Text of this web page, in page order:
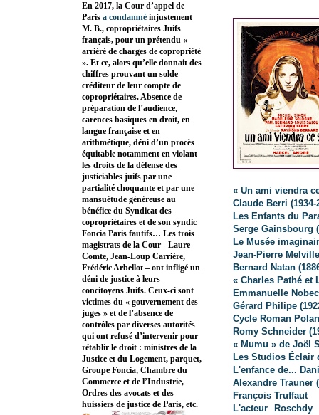
« Un ami viendra
Claude Berri (1934-
Les Enfants du
Serge Gainsbourg
Le Musée
Jean-Pierre
Bernard Natan
« Charles Pathé et
Emmanuelle
Gérard Philipe
Cycle Roman
Romy Schneider
« Mumu » de Joël
Les Studios Éclair
L'enfance de...
Alexandre Trauner
François Truffaut
L'acteur
En 2017, la Cour d’appel de
Paris a condamné injustement
M. B., copropriétaires Juifs
français, pour un prétendu «
arriéré de charges de copropriété
». Et ce, alors qu’elle donnait des
chiffres prouvant un solde
créditeur de leur compte de
copropriétaires. Absence de
préparation de l’audience,
carences basiques en droit, en
langue française et en
arithmétique, déni d’un procès
équitable notamment en violant
les droits de la défense des
justiciables juifs par une
partialité choquante et par une
mansuétude généreuse au
bénéfice du Syndicat des
copropriétaires et de son syndic
Foncia Paris fautifs… Les trois
magistrats de la Cour - Laure
Comte, Jean-Loup Carrière,
Frédéric Arbellot – ont infligé un
déni de justice à leurs
concitoyens Juifs. Ceux-ci sont
victimes du « gouvernement des
juges » et de l’absence de
contrôles par diverses autorités
qui ont refusé d’intervenir pour
rétablir le droit : ministres de la
Justice et du Logement, parquet,
Groupe Foncia, Chambre du
Commerce et de l’Industrie,
Ordres des avocats et des
huissiers de justice de Paris, etc.